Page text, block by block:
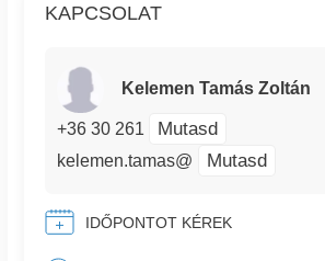
KAPCSOLAT
Kelemen Tamás Zoltán
+36 30 261 Mutasd
kelemen.tamas@ Mutasd
IDŐPONTOT KÉREK